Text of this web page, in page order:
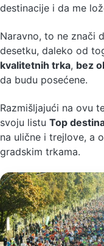
destinacije i da me
Naravno, to ne znači
desetku, daleko od
kvalitetnih trka, bez
da budu posećene.
Razmišljajući na ovu
svoju listu Top
na ulične i trejlove, a
gradskim trkama.